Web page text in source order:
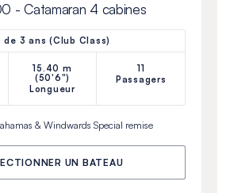
- Catamaran 4 cabines
de 3 ans (Club Class)
15.40 m
(50'6")
Longueur
11
Passagers
& Windwards Special remise
UN BATEAU